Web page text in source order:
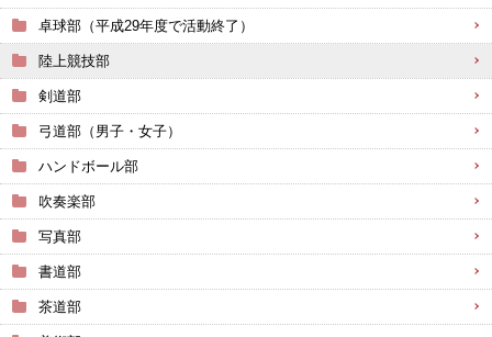
卓球部（平成29年度で活動終了）
陸上競技部
剣道部
弓道部（男子・女子）
ハンドボール部
吹奏楽部
写真部
書道部
茶道部